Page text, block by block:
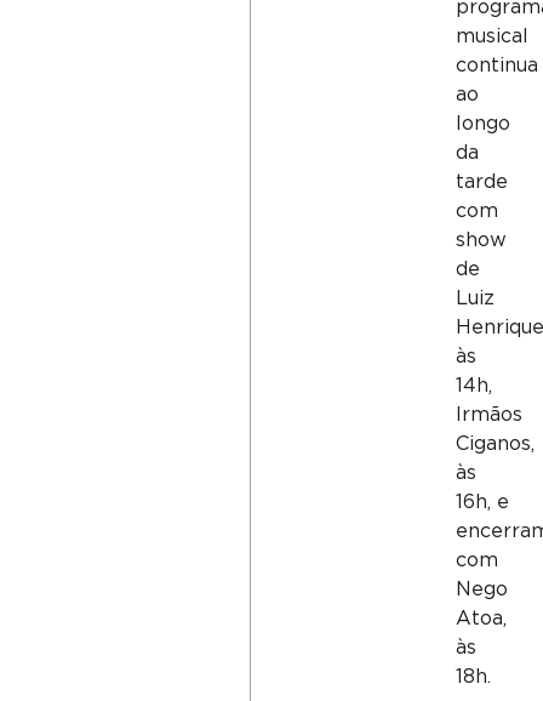
musical
continua
ao
longo
da
tarde
com
show
de
Luiz
às
14h,
Irmãos
Ciganos,
às
16h, e
com
Nego
Atoa,
às
18h.